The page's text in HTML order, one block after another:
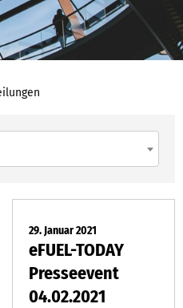
29. Januar 2021
eFUEL-TODAY
Presseevent
04.02.2021